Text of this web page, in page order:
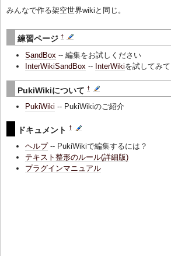
みんなで作る架空世界wikiと同じ。
練習ページ †
SandBox -- 編集をお試しください
InterWikiSandBox -- InterWikiを試してみ
PukiWikiについて †
PukiWiki -- PukiWikiのご紹介
ドキュメント †
ヘルプ-- PukiWikiで編集するには？
テキスト整形のルール(詳細版)
プラグインマニュアル